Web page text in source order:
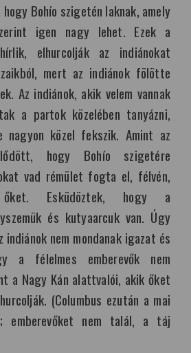
Bohío szigetén laknak, amely
igen nagy lehet. Ezek a
elhurcolják az indiánokat
mert az indiánok fölötte
Az indiánok, akik velem vannak
a partok közelében tanyázni,
nagyon közel fekszik. Amint az
hogy Bohío szigetére
vad rémület fogta el, félvén,
Esküdöztek, hogy a
és kutyaarcuk van. Úgy
indiánok nem mondanak igazat és
a félelmes emberevők nem
a Nagy Kán alattvalói, akik őket
(Columbus ezután a mai
emberevőket nem talál, a táj